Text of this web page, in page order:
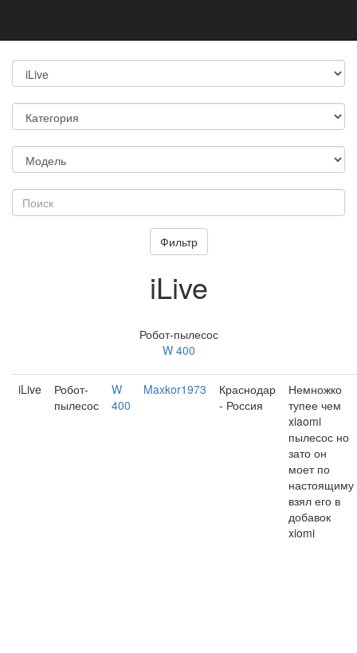
iLive
Робот-пылесос
W 400
iLive
Робот-
пылесос
W
400
Maxkor1973
Краснодар
- Россия
Немножко
тупее чем
xiaomi
пылесос но
зато он
моет по
настоящиму
взял его в
добавок
xiomi